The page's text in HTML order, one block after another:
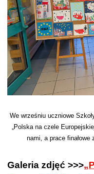
We wrześniu uczniowe
„Polska na czele
nami, a prace finałowe
Galeria zdjęć >>>